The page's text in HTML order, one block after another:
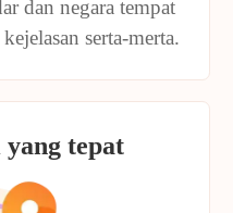
dan negara tempat
serta-merta.
yang tepat